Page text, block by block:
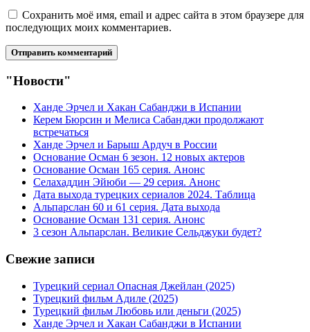
Сохранить моё имя, email и адрес сайта в этом браузере для
последующих моих комментариев.
"Новости"
Ханде Эрчел и Хакан Сабанджи в Испании
Керем Бюрсин и Мелиса Сабанджи продолжают
встречаться
Ханде Эрчел и Барыш Ардуч в России
Основание Осман 6 зезон. 12 новых актеров
Основание Осман 165 серия. Анонс
Селахаддин Эйюби — 29 серия. Анонс
Дата выхода турецких сериалов 2024. Таблица
Альпарслан 60 и 61 серия. Дата выхода
Основание Осман 131 серия. Анонс
3 сезон Альпарслан. Великие Сельджуки будет?
Свежие записи
Турецкий сериал Опасная Джейлан (2025)
Турецкий фильм Адиле (2025)
Турецкий фильм Любовь или деньги (2025)
Ханде Эрчел и Хакан Сабанджи в Испании